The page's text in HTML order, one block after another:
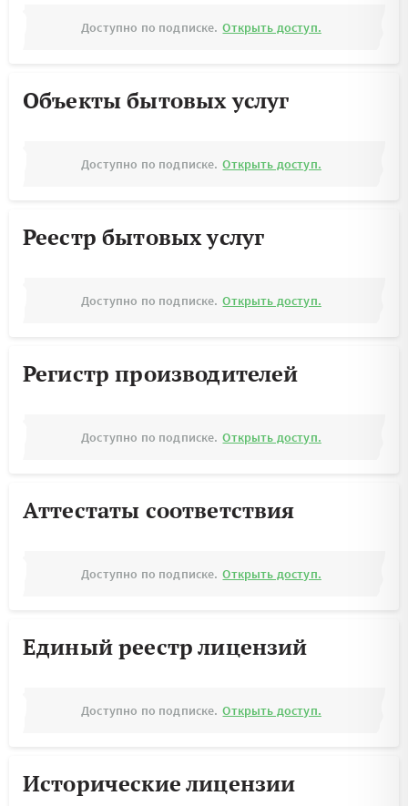
Доступно по подписке. Открыть доступ.
Объекты бытовых услуг
Доступно по подписке. Открыть доступ.
Реестр бытовых услуг
Доступно по подписке. Открыть доступ.
Регистр производителей
Доступно по подписке. Открыть доступ.
Аттестаты соответствия
Доступно по подписке. Открыть доступ.
Единый реестр лицензий
Доступно по подписке. Открыть доступ.
Исторические лицензии